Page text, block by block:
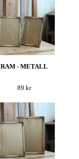
RAM - METALL
89 kr